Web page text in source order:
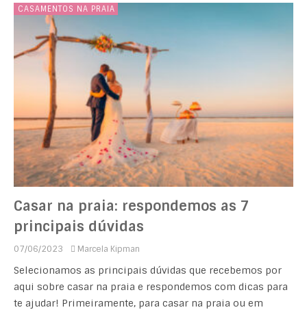
CASAMENTOS NA PRAIA
Casar na praia: respondemos as 7
principais dúvidas
07/06/2023 Marcela Kipman
Selecionamos as principais dúvidas que recebemos por
aqui sobre casar na praia e respondemos com dicas para
te ajudar! Primeiramente, para casar na praia ou em